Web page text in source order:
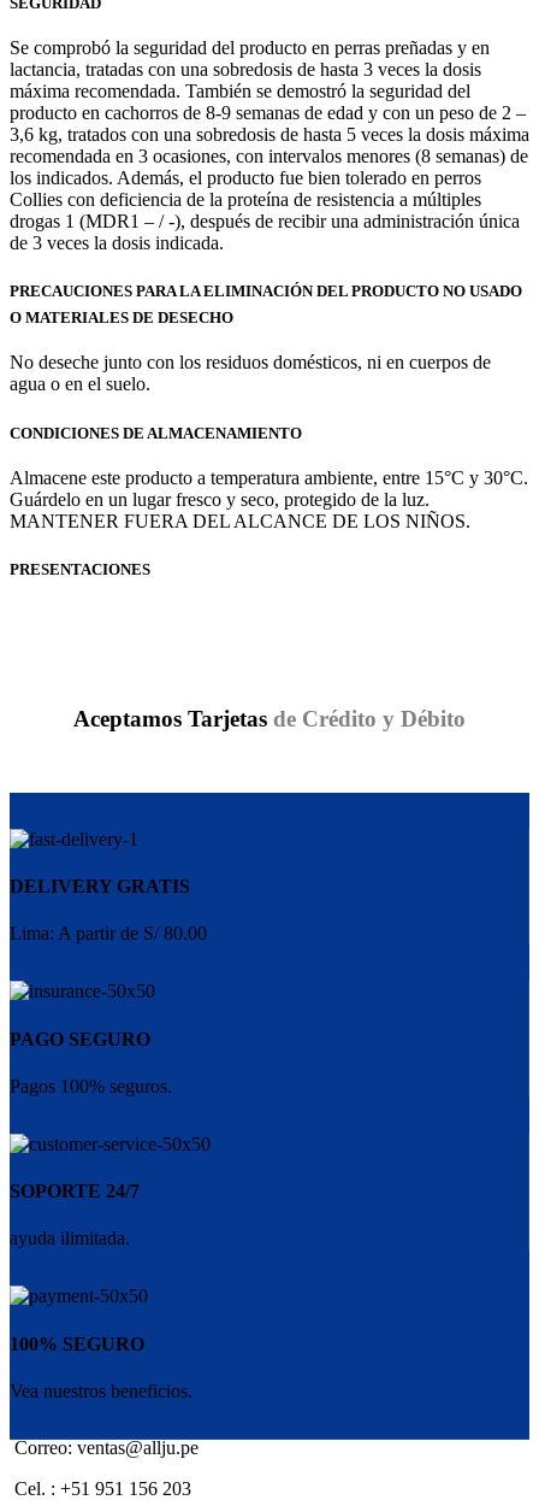
Se comprobó la seguridad del producto en perras preñadas y en
lactancia, tratadas con una sobredosis de hasta 3 veces la dosis
máxima recomendada. También se demostró la seguridad del
producto en cachorros de 8-9 semanas de edad y con un peso de 2 –
3,6 kg, tratados con una sobredosis de hasta 5 veces la dosis máxima
recomendada en 3 ocasiones, con intervalos menores (8 semanas) de
los indicados. Además, el producto fue bien tolerado en perros
Collies con deficiencia de la proteína de resistencia a múltiples
drogas 1 (MDR1 – / -), después de recibir una administración única
de 3 veces la dosis indicada.
PRECAUCIONES PARA LA ELIMINACIÓN DEL PRODUCTO NO USADO
O MATERIALES DE DESECHO
No deseche junto con los residuos domésticos, ni en cuerpos de
agua o en el suelo.
CONDICIONES DE ALMACENAMIENTO
Almacene este producto a temperatura ambiente, entre 15°C y 30°C.
Guárdelo en un lugar fresco y seco, protegido de la luz.
MANTENER FUERA DEL ALCANCE DE LOS NIÑOS.
PRESENTACIONES
Aceptamos Tarjetas de Crédito y Débito
DELIVERY GRATIS
Lima: A partir de S/ 80.00
PAGO SEGURO
Pagos 100% seguros.
SOPORTE 24/7
ayuda ilimitada.
100% SEGURO
Vea nuestros beneficios.
Correo: ventas@allju.pe
Cel. : +51 951 156 203